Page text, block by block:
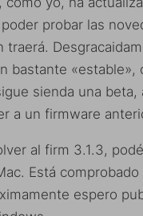
probar las
traerá.
bastante «estable»,
sienda una beta,
a un firmware
al firm 3.1.3,
Está
espero